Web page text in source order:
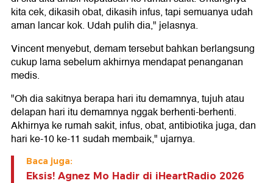
kita cek, dikasih obat, dikasih infus, tapi semuanya udah
aman lancar kok. Udah pulih dia," jelasnya.
Vincent menyebut, demam tersebut bahkan berlangsung
cukup lama sebelum akhirnya mendapat penanganan
medis.
"Oh dia sakitnya berapa hari itu demamnya, tujuh atau
delapan hari itu demamnya nggak berhenti-berhenti.
Akhirnya ke rumah sakit, infus, obat, antibiotika juga, dan
hari ke-10 ke-11 sudah membaik," ujarnya.
Baca juga:
Eksis! Agnez Mo Hadir di iHeartRadio 2026